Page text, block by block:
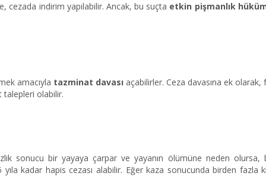
cezada indirim yapılabilir. Ancak, bu suçta etkin pişmanlık
amacıyla tazminat davası açabilirler. Ceza davasına ek olarak,
talepleri olabilir.
sonucu bir yayaya çarpar ve yayanın ölümüne neden olursa,
kadar hapis cezası alabilir. Eğer kaza sonucunda birden fazla